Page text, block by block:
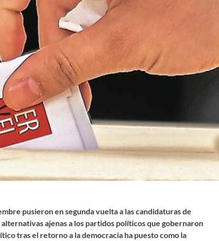
pusieron en segunda vuelta a las candidaturas de
ajenas a los partidos políticos que gobernaron
tras el retorno a la democracia ha puesto como la